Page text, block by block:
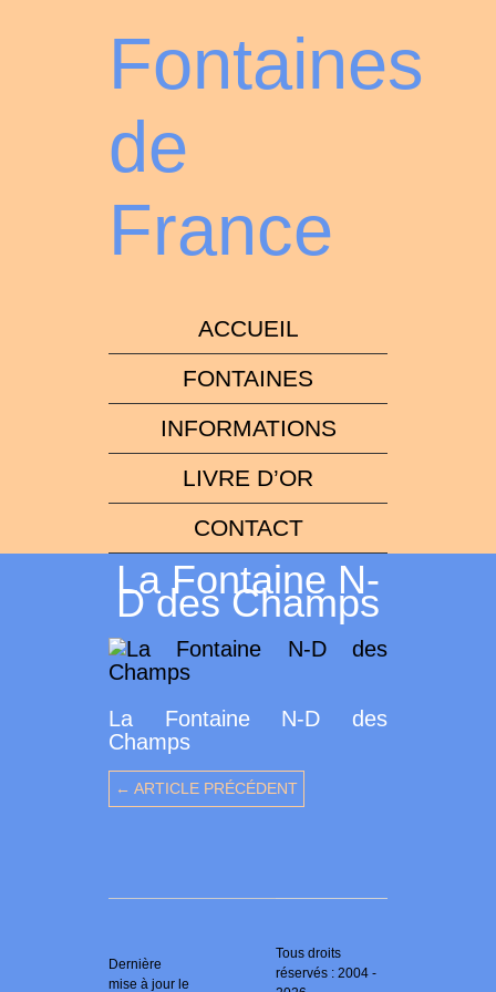
Fontaines
de
France
ACCUEIL
FONTAINES
INFORMATIONS
LIVRE D’OR
CONTACT
La Fontaine N-
D des Champs
La Fontaine N-D des
Champs
← ARTICLE PRÉCÉDENT
Dernière
mise à jour le
Tous droits
réservés : 2004 -